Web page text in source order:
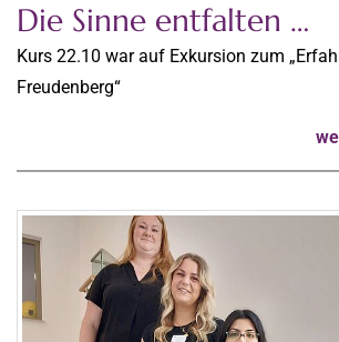
Die Sinne entfalten …
Kurs 22.10 war auf Exkursion zum
Freudenberg“